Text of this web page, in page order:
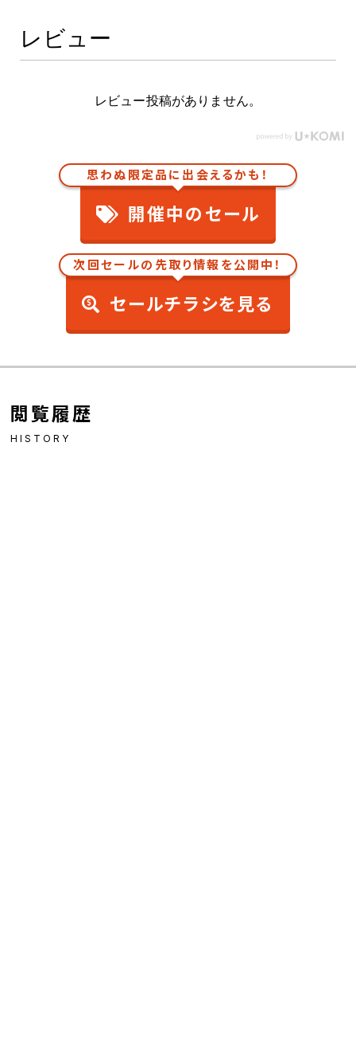
レビュー
レビュー投稿がありません。
思わぬ限定品に出会えるかも！
開催中のセール
次回セールの先取り情報を公開中！
セールチラシを見る
閲覧履歴
HISTORY